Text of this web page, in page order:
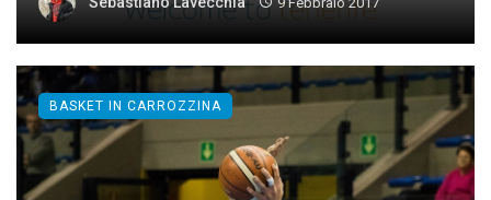
BASKET IN CARROZZINA